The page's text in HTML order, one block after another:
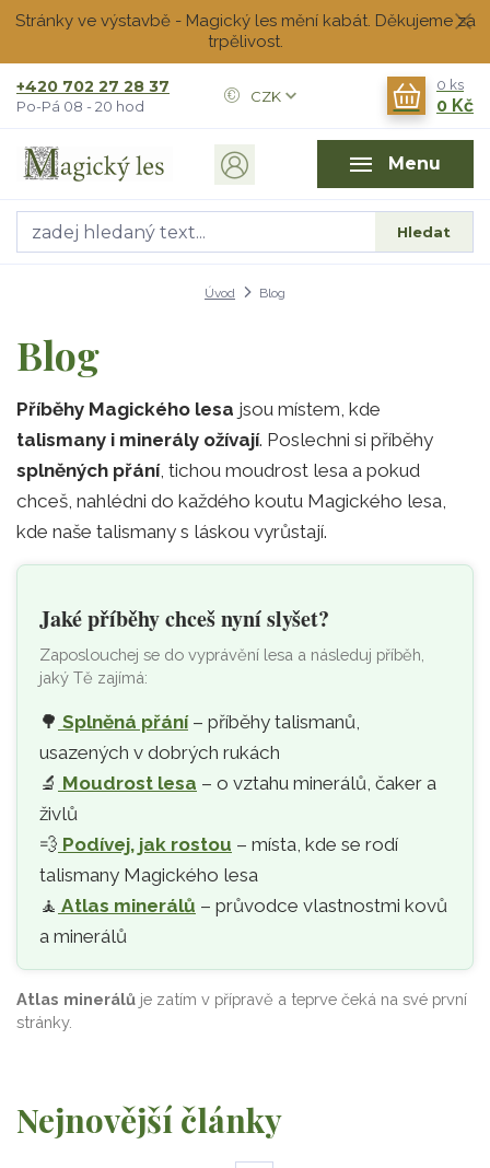
Stránky ve výstavbě - Magický les mění kabát. Děkujeme za
trpělivost.
Menu
CZK
Hledat
+420 702 27 28 37
Po-Pá 08 - 20 hod
0 ks
0 Kč
Úvod Blog
Blog
Příběhy Magického lesa jsou místem, kde
talismany i minerály ožívají. Poslechni si příběhy
splněných přání, tichou moudrost lesa a pokud
chceš, nahlédni do každého koutu Magického lesa,
kde naše talismany s láskou vyrůstají.
Jaké příběhy chceš nyní slyšet?
Zaposlouchej se do vyprávění lesa a následuj příběh,
jaký Tě zajímá:
🌳 Splněná přání– příběhy talismanů,
usazených v dobrých rukách
🔬 Moudrost lesa – o vztahu minerálů, čaker a
živlů
💨 Podívej, jak rostou – místa, kde se rodí
talismany Magického lesa
🧘‍ Atlas minerálů – průvodce vlastnostmi kovů
a minerálů
Atlas minerálů je zatím v přípravě a teprve čeká na své první
stránky.
Nejnovější články